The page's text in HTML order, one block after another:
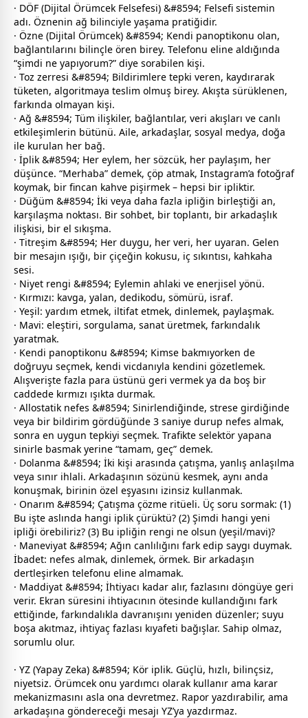
· DÖF (Dijital Örümcek Felsefesi) &#8594; Felsefi sistemin
adı. Öznenin ağ bilinciyle yaşama pratiğidir.
· Özne (Dijital Örümcek) &#8594; Kendi panoptikonu olan,
bağlantılarını bilinçle ören birey. Telefonu eline aldığında
“şimdi ne yapıyorum?” diye sorabilen kişi.
· Toz zerresi &#8594; Bildirimlere tepki veren, kaydırarak
tüketen, algoritmaya teslim olmuş birey. Akışta sürüklenen,
farkında olmayan kişi.
· Ağ &#8594; Tüm ilişkiler, bağlantılar, veri akışları ve canlı
etkileşimlerin bütünü. Aile, arkadaşlar, sosyal medya, doğa
ile kurulan her bağ.
· İplik &#8594; Her eylem, her sözcük, her paylaşım, her
düşünce. “Merhaba” demek, çöp atmak, Instagram’a fotoğraf
koymak, bir fincan kahve pişirmek – hepsi bir ipliktir.
· Düğüm &#8594; İki veya daha fazla ipliğin birleştiği an,
karşılaşma noktası. Bir sohbet, bir toplantı, bir arkadaşlık
ilişkisi, bir el sıkışma.
· Titreşim &#8594; Her duygu, her veri, her uyaran. Gelen
bir mesajın ışığı, bir çiçeğin kokusu, iç sıkıntısı, kahkaha
sesi.
· Niyet rengi &#8594; Eylemin ahlaki ve enerjisel yönü.
· Kırmızı: kavga, yalan, dedikodu, sömürü, israf.
· Yeşil: yardım etmek, iltifat etmek, dinlemek, paylaşmak.
· Mavi: eleştiri, sorgulama, sanat üretmek, farkındalık
yaratmak.
· Kendi panoptikonu &#8594; Kimse bakmıyorken de
doğruyu seçmek, kendi vicdanıyla kendini gözetlemek.
Alışverişte fazla para üstünü geri vermek ya da boş bir
caddede kırmızı ışıkta durmak.
· Allostatik nefes &#8594; Sinirlendiğinde, strese girdiğinde
veya bir bildirim gördüğünde 3 saniye durup nefes almak,
sonra en uygun tepkiyi seçmek. Trafikte selektör yapana
sinirle basmak yerine “tamam, geç” demek.
· Dolanma &#8594; İki kişi arasında çatışma, yanlış anlaşılma
veya sınır ihlali. Arkadaşının sözünü kesmek, aynı anda
konuşmak, birinin özel eşyasını izinsiz kullanmak.
· Onarım &#8594; Çatışma çözme ritüeli. Üç soru sormak: (1)
Bu işte aslında hangi iplik çürüktü? (2) Şimdi hangi yeni
ipliği örebiliriz? (3) Bu ipliğin rengi ne olsun (yeşil/mavi)?
· Maneviyat &#8594; Ağın canlılığını fark edip saygı duymak.
İbadet: nefes almak, dinlemek, örmek. Bir arkadaşın
dertleşirken telefonu eline almamak.
· Maddiyat &#8594; İhtiyacı kadar alır, fazlasını döngüye geri
verir. Ekran süresini ihtiyacının ötesinde kullandığını fark
ettiğinde, farkındalıkla davranışını yeniden düzenler; suyu
boşa akıtmaz, ihtiyaç fazlası kıyafeti bağışlar. Sahip olmaz,
sorumlu olur.
· YZ (Yapay Zeka) &#8594; Kör iplik. Güçlü, hızlı, bilinçsiz,
niyetsiz. Örümcek onu yardımcı olarak kullanır ama karar
mekanizmasını asla ona devretmez. Rapor yazdırabilir, ama
arkadaşına göndereceği mesajı YZ’ya yazdırmaz.